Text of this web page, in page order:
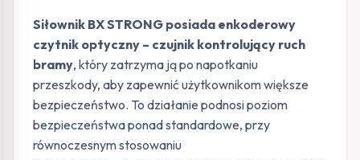
Siłownik BX STRONG posiada enkoderowy
czytnik optyczny – czujnik kontrolujący ruch
bramy, który zatrzyma ją po napotkaniu
przeszkody, aby zapewnić użytkownikom większe
bezpieczeństwo. To działanie podnosi poziom
bezpieczeństwa ponad standardowe, przy
równoczesnym stosowaniu